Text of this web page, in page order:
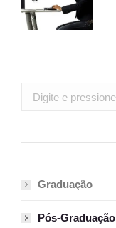
Search:
Graduação
Pós-Graduação